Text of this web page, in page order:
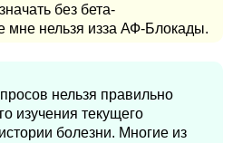
без бета-
мне нельзя изза АФ-Блокады.
нельзя правильно
изучения текущего
болезни. Многие из